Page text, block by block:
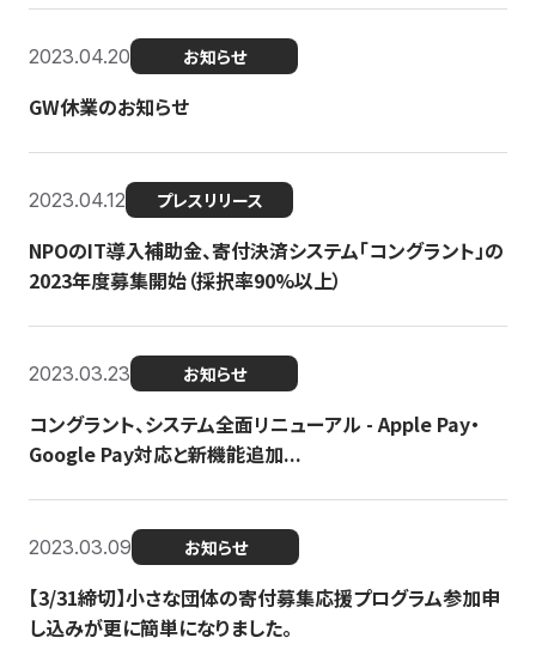
2023.04.20 お知らせ
GW休業のお知らせ
2023.04.12 プレスリリース
NPOのIT導入補助金、寄付決済システム「コングラント」の
2023年度募集開始（採択率90%以上）
2023.03.23 お知らせ
コングラント、システム全面リニューアル - Apple Pay・
Google Pay対応と新機能追加...
2023.03.09 お知らせ
【3/31締切】小さな団体の寄付募集応援プログラム参加申
し込みが更に簡単になりました。